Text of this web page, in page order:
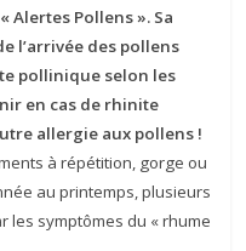
Alertes Pollens ». Sa
l’arrivée des pollens
pollinique selon les
en cas de rhinite
allergie aux pollens !
à répétition, gorge ou
au printemps, plusieurs
les symptômes du « rhume